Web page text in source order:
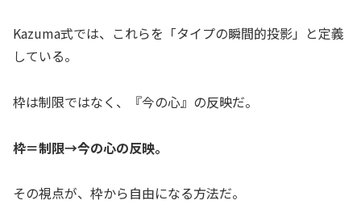
Kazuma式では、これらを「タイプの瞬間的投影」と定義
している。
枠は制限ではなく、『今の心』の反映だ。
枠＝制限→今の心の反映。
その視点が、枠から自由になる方法だ。